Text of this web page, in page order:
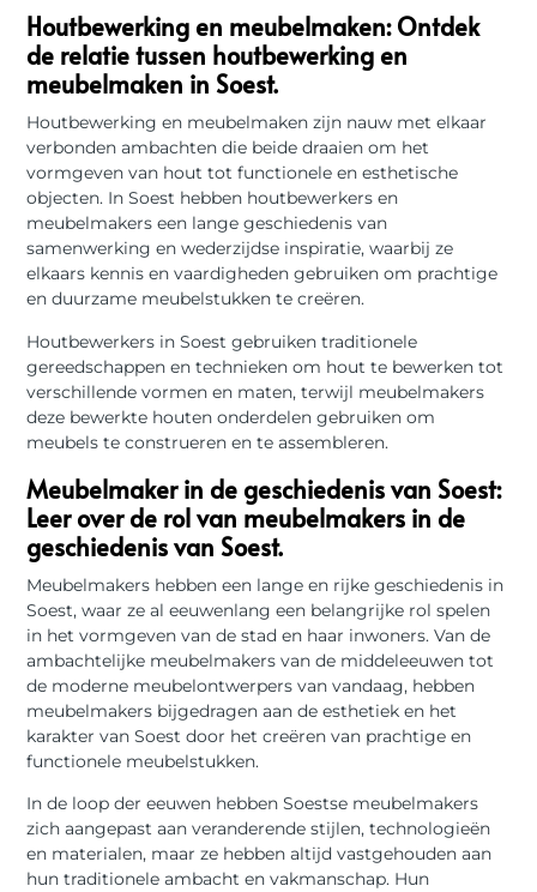
Houtbewerking en meubelmaken: Ontdek
de relatie tussen houtbewerking en
meubelmaken in Soest.
Houtbewerking en meubelmaken zijn nauw met elkaar
verbonden ambachten die beide draaien om het
vormgeven van hout tot functionele en esthetische
objecten. In Soest hebben houtbewerkers en
meubelmakers een lange geschiedenis van
samenwerking en wederzijdse inspiratie, waarbij ze
elkaars kennis en vaardigheden gebruiken om prachtige
en duurzame meubelstukken te creëren.
Houtbewerkers in Soest gebruiken traditionele
gereedschappen en technieken om hout te bewerken tot
verschillende vormen en maten, terwijl meubelmakers
deze bewerkte houten onderdelen gebruiken om
meubels te construeren en te assembleren.
Meubelmaker in de geschiedenis van Soest:
Leer over de rol van meubelmakers in de
geschiedenis van Soest.
Meubelmakers hebben een lange en rijke geschiedenis in
Soest, waar ze al eeuwenlang een belangrijke rol spelen
in het vormgeven van de stad en haar inwoners. Van de
ambachtelijke meubelmakers van de middeleeuwen tot
de moderne meubelontwerpers van vandaag, hebben
meubelmakers bijgedragen aan de esthetiek en het
karakter van Soest door het creëren van prachtige en
functionele meubelstukken.
In de loop der eeuwen hebben Soestse meubelmakers
zich aangepast aan veranderende stijlen, technologieën
en materialen, maar ze hebben altijd vastgehouden aan
hun traditionele ambacht en vakmanschap. Hun